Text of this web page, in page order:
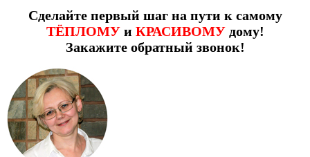
Сделайте первый шаг на пути к самому
ТЁПЛОМУи КРАСИВОМУдому!
Закажите обратный звонок!